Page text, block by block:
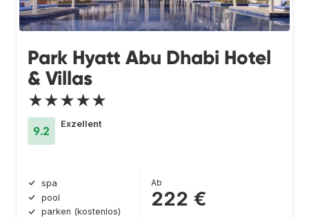
Park Hyatt Abu Dhabi Hotel
& Villas
★★★★★
9.2
Exzellent
spa
pool
parken (kostenlos)
Ab
222 €